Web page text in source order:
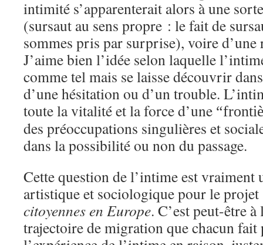
intimité s’apparenterait alors à une
(sursaut au sens propre : le fait de
sommes pris par surprise), voire d’une
J’aime bien l’idée selon laquelle
comme tel mais se laisse découvrir
d’une hésitation ou d’un trouble.
toute la vitalité et la force d’une
des préoccupations singulières et
dans la possibilité ou non du passage.
Cette question de l’intime est vraiment
artistique et sociologique pour le projet
citoyennes en Europe. C’est peut-être
trajectoire de migration que chacun